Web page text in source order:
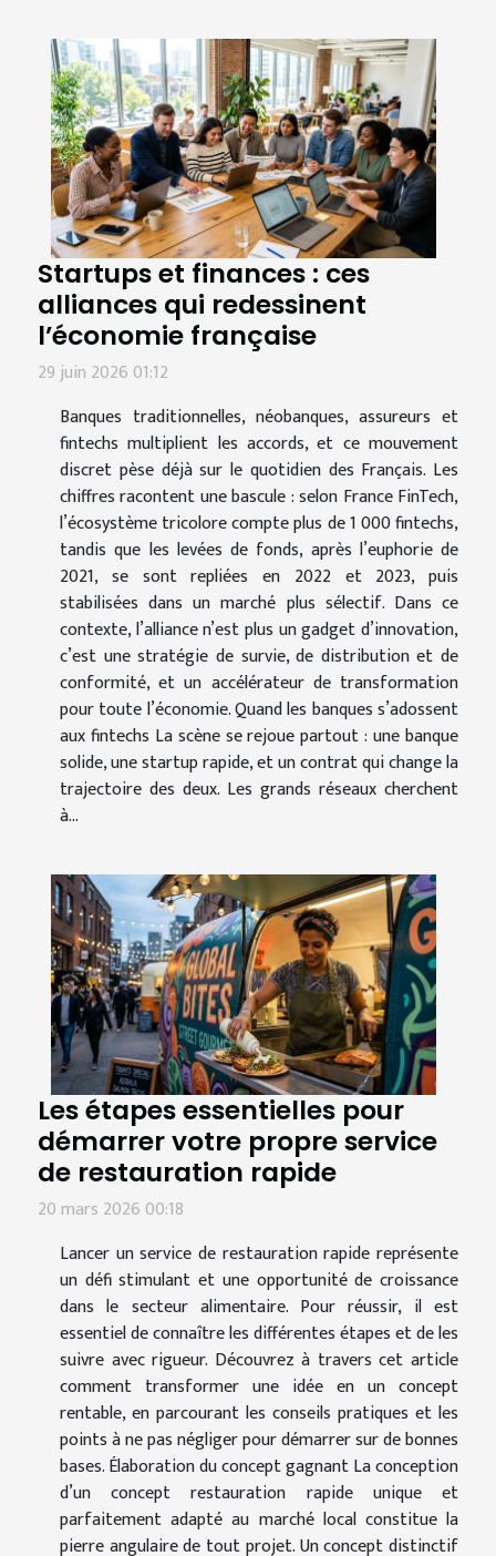
Startups et finances : ces
alliances qui redessinent
l’économie française
29 juin 2026 01:12
Banques traditionnelles, néobanques, assureurs et
fintechs multiplient les accords, et ce mouvement
discret pèse déjà sur le quotidien des Français. Les
chiffres racontent une bascule : selon France FinTech,
l’écosystème tricolore compte plus de 1 000 fintechs,
tandis que les levées de fonds, après l’euphorie de
2021, se sont repliées en 2022 et 2023, puis
stabilisées dans un marché plus sélectif. Dans ce
contexte, l’alliance n’est plus un gadget d’innovation,
c’est une stratégie de survie, de distribution et de
conformité, et un accélérateur de transformation
pour toute l’économie. Quand les banques s’adossent
aux fintechs La scène se rejoue partout : une banque
solide, une startup rapide, et un contrat qui change la
trajectoire des deux. Les grands réseaux cherchent
à...
Les étapes essentielles pour
démarrer votre propre service
de restauration rapide
20 mars 2026 00:18
Lancer un service de restauration rapide représente
un défi stimulant et une opportunité de croissance
dans le secteur alimentaire. Pour réussir, il est
essentiel de connaître les différentes étapes et de les
suivre avec rigueur. Découvrez à travers cet article
comment transformer une idée en un concept
rentable, en parcourant les conseils pratiques et les
points à ne pas négliger pour démarrer sur de bonnes
bases. Élaboration du concept gagnant La conception
d’un concept restauration rapide unique et
parfaitement adapté au marché local constitue la
pierre angulaire de tout projet. Un concept distinctif